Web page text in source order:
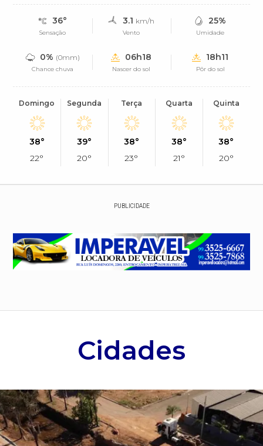
36°
Sensação
3.1 km/h
Vento
25%
Umidade
0% (0mm)
Chance chuva
06h18
Nascer do sol
18h11
Pôr do sol
Domingo
38°
22°
Segunda
39°
20°
Terça
38°
23°
Quarta
38°
21°
Quinta
38°
20°
PUBLICIDADE
Cidades